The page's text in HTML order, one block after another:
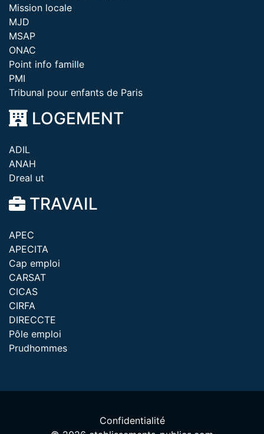
Mission locale
MJD
MSAP
ONAC
Point info famille
PMI
Tribunal pour enfants de Paris
LOGEMENT
ADIL
ANAH
Dreal ut
TRAVAIL
APEC
APECITA
Cap emploi
CARSAT
CICAS
CIRFA
DIRECCTE
Pôle emploi
Prudhommes
Confidentialité